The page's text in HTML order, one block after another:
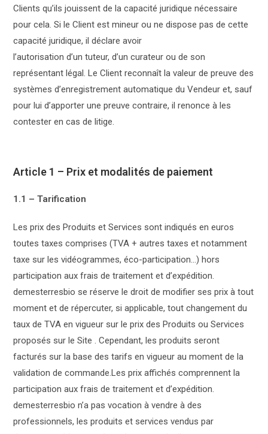
Clients qu’ils jouissent de la capacité juridique nécessaire
pour cela. Si le Client est mineur ou ne dispose pas de cette
capacité juridique, il déclare avoir
l’autorisation d’un tuteur, d’un curateur ou de son
représentant légal. Le Client reconnaît la valeur de preuve des
systèmes d’enregistrement automatique du Vendeur et, sauf
pour lui d’apporter une preuve contraire, il renonce à les
contester en cas de litige.
Article 1 – Prix et modalités de paiement
1.1 – Tarification
Les prix des Produits et Services sont indiqués en euros
toutes taxes comprises (TVA + autres taxes et notamment
taxe sur les vidéogrammes, éco-participation…) hors
participation aux frais de traitement et d’expédition.
demesterresbio se réserve le droit de modifier ses prix à tout
moment et de répercuter, si applicable, tout changement du
taux de TVA en vigueur sur le prix des Produits ou Services
proposés sur le Site . Cependant, les produits seront
facturés sur la base des tarifs en vigueur au moment de la
validation de commande.Les prix affichés comprennent la
participation aux frais de traitement et d’expédition.
demesterresbio n’a pas vocation à vendre à des
professionnels, les produits et services vendus par